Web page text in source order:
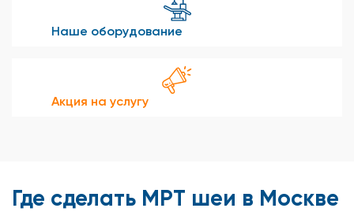
Наше оборудование
Акция на услугу
Где сделать МРТ шеи в Москве